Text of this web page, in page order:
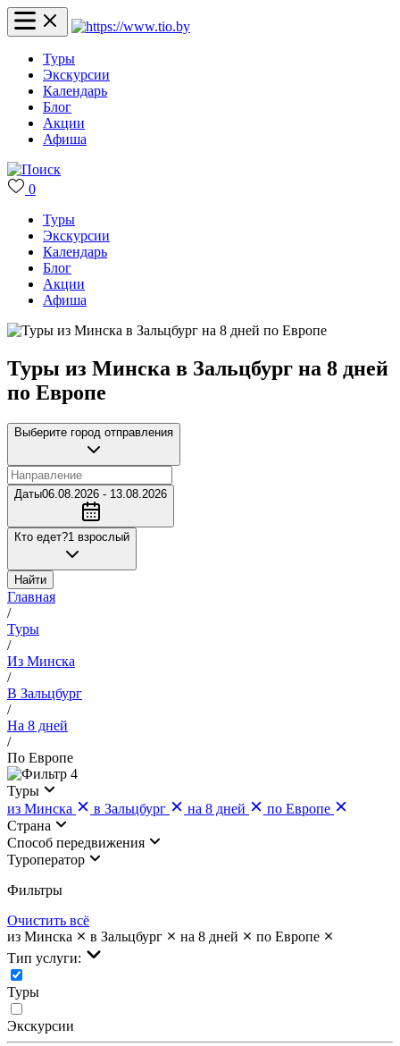
Туры
Экскурсии
Календарь
Блог
Акции
Афиша
0
Туры
Экскурсии
Календарь
Блог
Акции
Афиша
Туры из Минска в Зальцбург на 8 дней
по Европе
Выберите город отправления
Даты06.08.2026 - 13.08.2026
Кто едет?1 взрослый
Найти
Главная
/
Туры
/
Из Минска
/
В Зальцбург
/
На 8 дней
/
По Европе
4
Туры
из Минска
в Зальцбург на 8 дней
по Европе
Страна
Cпособ передвижения
Туроператор
Фильтры
Очистить всё
из Минска
в Зальцбург на 8 дней
по Европе
Тип услуги:
Туры
Экскурсии